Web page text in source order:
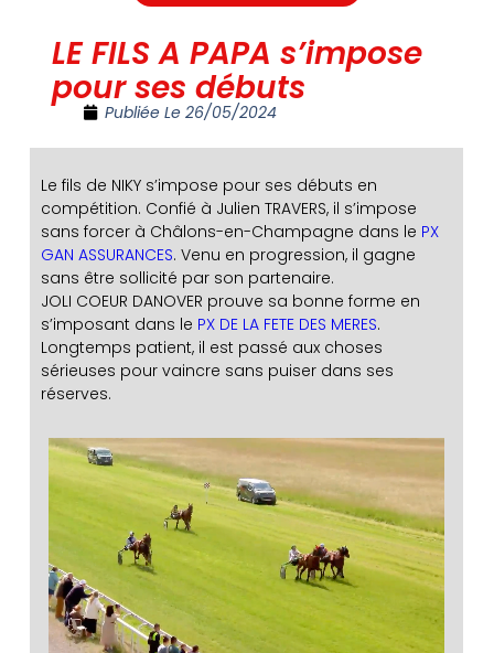
LE FILS A PAPA s’impose
pour ses débuts
Publiée Le 26/05/2024
Le fils de NIKY s’impose pour ses débuts en
compétition. Confié à Julien TRAVERS, il s’impose
sans forcer à Châlons-en-Champagne dans le PX
GAN ASSURANCES. Venu en progression, il gagne
sans être sollicité par son partenaire.
JOLI COEUR DANOVER prouve sa bonne forme en
s’imposant dans le PX DE LA FETE DES MERES.
Longtemps patient, il est passé aux choses
sérieuses pour vaincre sans puiser dans ses
réserves.